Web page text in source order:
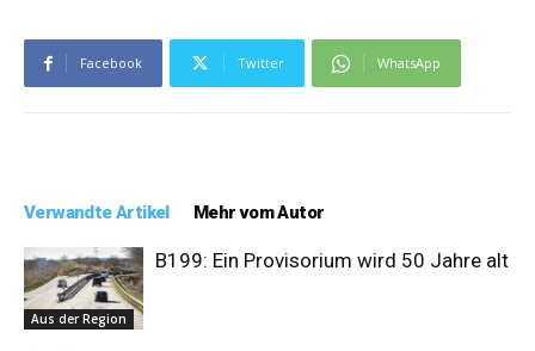
Facebook Twitter WhatsApp
Verwandte Artikel Mehr vom Autor
Aus der Region
B199: Ein Provisorium wird 50 Jahre alt